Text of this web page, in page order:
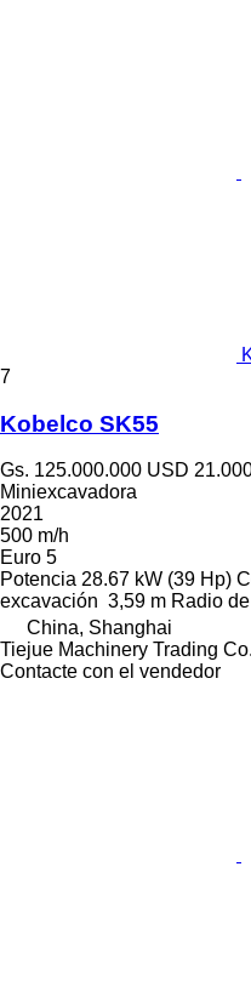
7
Kobelco SK55
Gs. 125.000.000 USD
Miniexcavadora
2021
500 m/h
Euro 5
Potencia 28.67 kW (39 Hp)
excavación 3,59 m Radio
China, Shanghai
Tiejue Machinery Trading
Contacte con el vendedor